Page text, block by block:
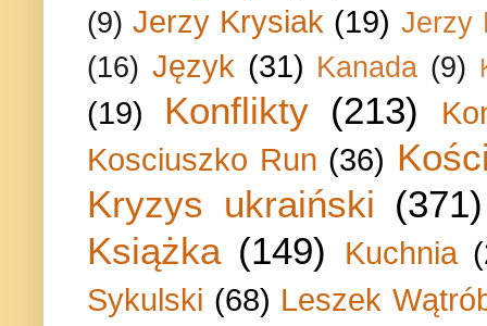
(9) Jerzy Krysiak (19) Jerzy
(16) Język (31) Kanada (9)
(19) Konflikty (213)
Kosciuszko Run (36)
Kryzys ukraiński (371)
Książka (149) Kuchnia
Sykulski (68) Leszek